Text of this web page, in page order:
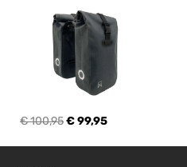
€ 100,95€ 99,95